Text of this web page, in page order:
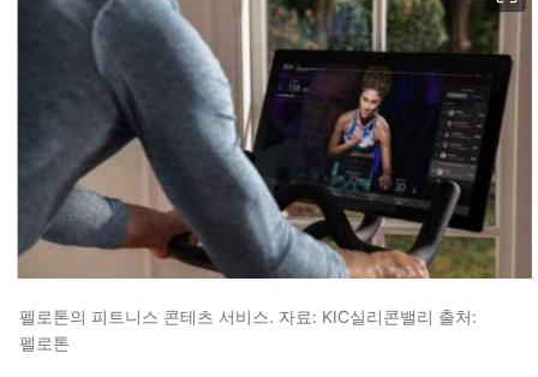
펠로톤의 피트니스 콘테츠 서비스. 자료: KIC실리콘밸리 출처:
펠로톤